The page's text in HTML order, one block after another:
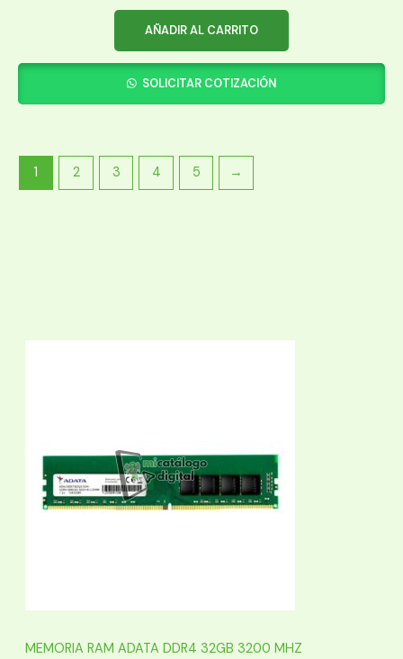
MEMORIA RAM ADATA DDR4 32GB 3200 MHZ
AÑADIR AL CARRITO
SOLICITAR COTIZACIÓN
1 2 3 4 5 →